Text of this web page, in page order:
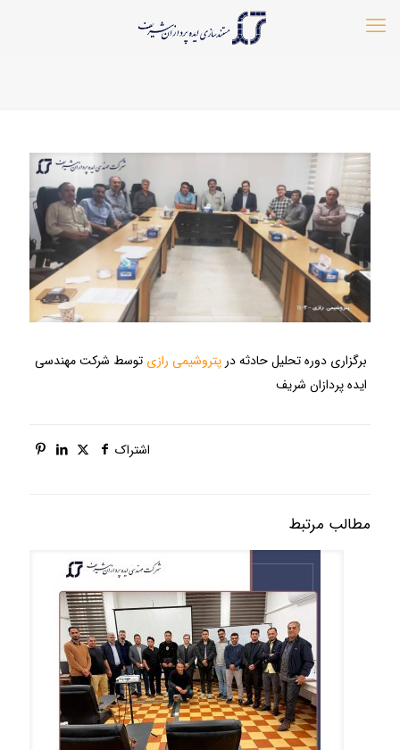
برگزاری دوره تحلیل حادثه در پتروشیمی رازی توسط شرکت مهندسی
ایده پردازان شریف
اشتراک
مطالب مرتبط